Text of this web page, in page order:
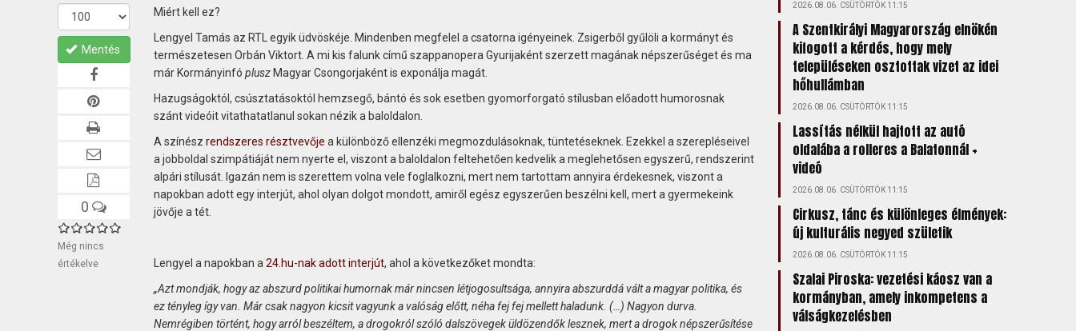
Mentés
0
Még nincs
értékelve
Miért kell ez?
Lengyel Tamás az RTL egyik üdvöskéje. Mindenben megfelel a csatorna igényeinek. Zsigerből gyűlöli a kormányt és
természetesen Orbán Viktort. A mi kis falunk című szappanopera Gyurijaként szerzett magának népszerűséget és ma
már Kormányinfó pluszMagyar Csongorjaként is exponálja magát.
Hazugságoktól, csúsztatásoktól hemzsegő, bántó és sok esetben gyomorforgató stílusban előadott humorosnak
szánt videóit vitathatatlanul sokan nézik a baloldalon.
A színész rendszeres résztvevője a különböző ellenzéki megmozdulásoknak, tüntetéseknek. Ezekkel a szerepléseivel
a jobboldal szimpátiáját nem nyerte el, viszont a baloldalon feltehetően kedvelik a meglehetősen egyszerű, rendszerint
alpári stílusát. Igazán nem is szerettem volna vele foglalkozni, mert nem tartottam annyira érdekesnek, viszont a
napokban adott egy interjút, ahol olyan dolgot mondott, amiről egész egyszerűen beszélni kell, mert a gyermekeink
jövője a tét.
Lengyel a napokban a 24.hu-nak adott interjút, ahol a következőket mondta:
„Azt mondják, hogy az abszurd politikai humornak már nincsen létjogosultsága, annyira abszurddá vált a magyar politika, és
ez tényleg így van. Már csak nagyon kicsit vagyunk a valóság előtt, néha fej fej mellett haladunk. (…) Nagyon durva.
Nemrégiben történt, hogy arról beszéltem, a drogokról szóló dalszövegek üldözendők lesznek, mert a drogok népszerűsítése
2026.08.06. CSÜTÖRTÖK 11:15
A Szentkirályi Magyarország elnökén
kifogott a kérdés, hogy mely
településeken osztottak vizet az idei
hőhullámban
2026.08.06. CSÜTÖRTÖK 11:15
Lassítás nélkül hajtott az autó
oldalába a rolleres a Balatonnál +
videó
2026.08.06. CSÜTÖRTÖK 11:15
Cirkusz, tánc és különleges élmények:
új kulturális negyed születik
2026.08.06. CSÜTÖRTÖK 11:15
Szalai Piroska: vezetési káosz van a
kormányban, amely inkompetens a
válságkezelésben